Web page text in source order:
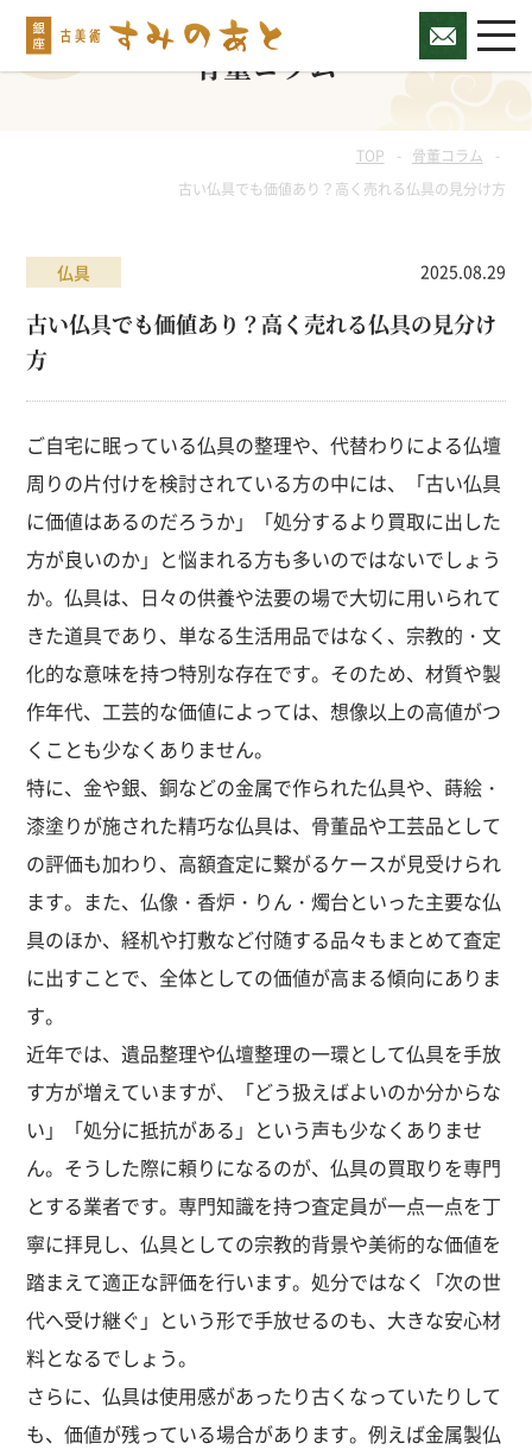
骨董コラム
TOP
骨董コラム
古い仏具でも価値あり？高く売れる仏具の見分け方
仏具 2025.08.29
古い仏具でも価値あり？高く売れる仏具の見分け
方
ご自宅に眠っている仏具の整理や、代替わりによる仏壇
周りの片付けを検討されている方の中には、「古い仏具
に価値はあるのだろうか」「処分するより買取に出した
方が良いのか」と悩まれる方も多いのではないでしょう
か。仏具は、日々の供養や法要の場で大切に用いられて
きた道具であり、単なる生活用品ではなく、宗教的・文
化的な意味を持つ特別な存在です。そのため、材質や製
作年代、工芸的な価値によっては、想像以上の高値がつ
くことも少なくありません。
特に、金や銀、銅などの金属で作られた仏具や、蒔絵・
漆塗りが施された精巧な仏具は、骨董品や工芸品として
の評価も加わり、高額査定に繋がるケースが見受けられ
ます。また、仏像・香炉・りん・燭台といった主要な仏
具のほか、経机や打敷など付随する品々もまとめて査定
に出すことで、全体としての価値が高まる傾向にありま
す。
近年では、遺品整理や仏壇整理の一環として仏具を手放
す方が増えていますが、「どう扱えばよいのか分からな
い」「処分に抵抗がある」という声も少なくありませ
ん。そうした際に頼りになるのが、仏具の買取りを専門
とする業者です。専門知識を持つ査定員が一点一点を丁
寧に拝見し、仏具としての宗教的背景や美術的な価値を
踏まえて適正な評価を行います。処分ではなく「次の世
代へ受け継ぐ」という形で手放せるのも、大きな安心材
料となるでしょう。
さらに、仏具は使用感があったり古くなっていたりして
も、価値が残っている場合があります。例えば金属製仏